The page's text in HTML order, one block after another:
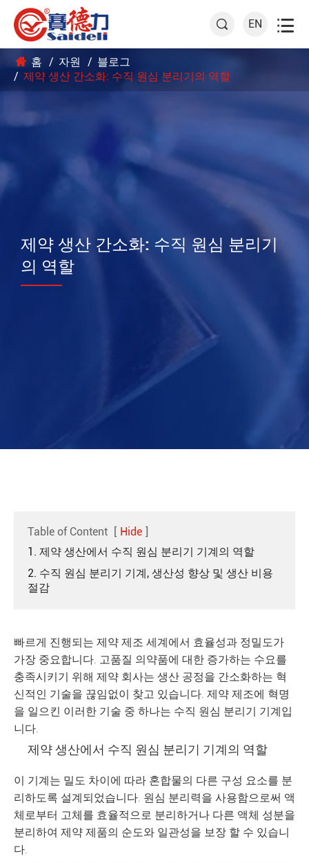
 EN 
홈 자원
블로그
제약 생산 간소화: 수직 원심 분리기의 역할
제약 생산 간소화: 수직 원심 분리기
의 역할
Table of Content [ Hide ]
1. 제약 생산에서 수직 원심 분리기 기계의 역할
2. 수직 원심 분리기 기계, 생산성 향상 및 생산 비용
절감
빠르게 진행되는 제약 제조 세계에서 효율성과 정밀도가
가장 중요합니다. 고품질 의약품에 대한 증가하는 수요를
충족시키기 위해 제약 회사는 생산 공정을 간소화하는 혁
신적인 기술을 끊임없이 찾고 있습니다. 제약 제조에 혁명
을 일으킨 이러한 기술 중 하나는 수직 원심 분리기 기계입
니다.
제약 생산에서 수직 원심 분리기 기계의 역할
이 기계는 밀도 차이에 따라 혼합물의 다른 구성 요소를 분
리하도록 설계되었습니다. 원심 분리력을 사용함으로써 액
체로부터 고체를 효율적으로 분리하거나 다른 액체 성분을
분리하여 제약 제품의 순도와 일관성을 보장 할 수 있습니
다.